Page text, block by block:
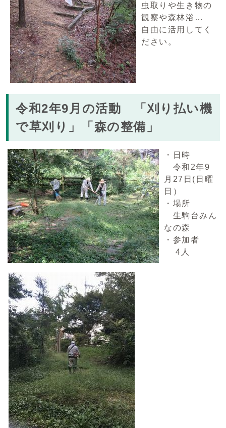
虫取りや生き物の
観察や森林浴…
自由に活用してく
ださい。
令和2年9月の活動 「刈り払い機
で草刈り」「森の整備」
・日時
令和2年9
月27日(日曜
日）
・場所
生駒台みん
なの森
・参加者
4人